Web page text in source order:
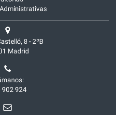
8 - 2ºB
Madrid
902 924